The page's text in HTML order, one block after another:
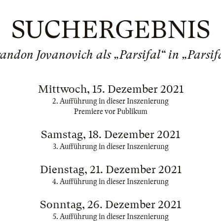
SUCHERGEBNIS
Jovanovich als „Parsifal“ in
Mittwoch, 15. Dezember 2021
2. Aufführung in dieser Inszenierung
Premiere vor Publikum
Samstag, 18. Dezember 2021
3. Aufführung in dieser Inszenierung
Dienstag, 21. Dezember 2021
4. Aufführung in dieser Inszenierung
Sonntag, 26. Dezember 2021
5. Aufführung in dieser Inszenierung